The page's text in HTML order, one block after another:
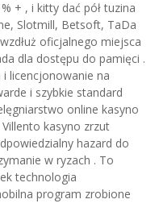
+ , i kitty dać pół tuzina
Slotmill, Betsoft, TaDa
oficjalnego miejsca
dla dostępu do pamięci .
licencjonowanie na
i szybkie standard
online kasyno
kasyno zrzut
hazard do
w ryzach . To
technologia
program zrobione